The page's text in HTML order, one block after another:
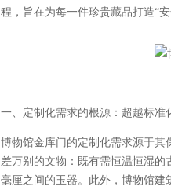
程，旨在为每一件珍贵藏品打造“安
一、定制化需求的根源：超越标准
博物馆金库门的定制化需求源于
差万别的文物：既有需恒温恒湿
毫厘之间的玉器。此外，博物馆